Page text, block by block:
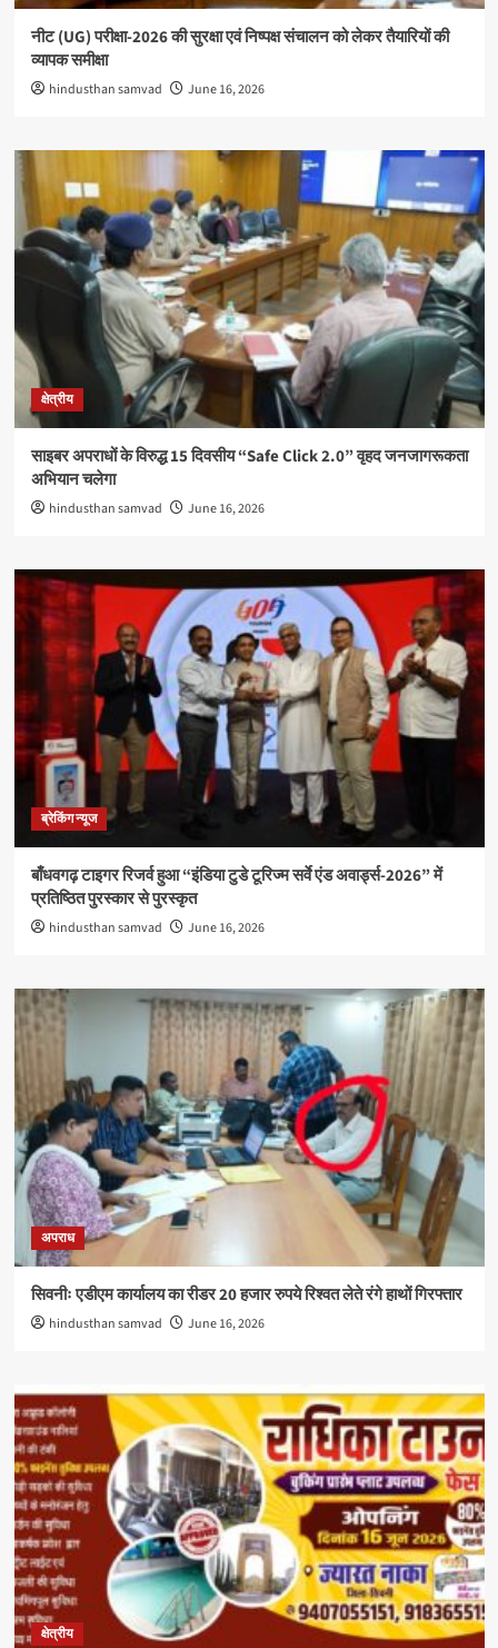
नीट (UG) परीक्षा-2026 की सुरक्षा एवं निष्पक्ष संचालन को लेकर तैयारियों की
व्यापक समीक्षा
hindusthan samvad June 16, 2026
क्षेत्रीय
साइबर अपराधों के विरुद्ध 15 दिवसीय “Safe Click 2.0” वृहद जनजागरूकता
अभियान चलेगा
hindusthan samvad June 16, 2026
ब्रेकिंग न्यूज
बाँधवगढ़ टाइगर रिजर्व हुआ “इंडिया टुडे टूरिज्म सर्वे एंड अवार्ड्स-2026” में
प्रतिष्ठित पुरस्कार से पुरस्कृत
hindusthan samvad June 16, 2026
अपराध
सिवनीः एडीएम कार्यालय का रीडर 20 हजार रुपये रिश्वत लेते रंगे हाथों गिरफ्तार
hindusthan samvad June 16, 2026
क्षेत्रीय